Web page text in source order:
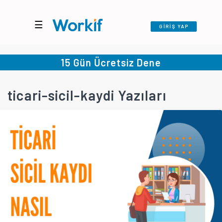
☰ GİRİŞ YAP
15 Gün Ücretsiz Dene
ticari-sicil-kaydi Yazıları